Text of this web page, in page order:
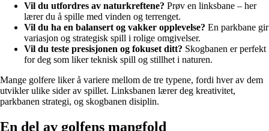
Vil du utfordres av naturkreftene? Prøv en linksbane – her
lærer du å spille med vinden og terrenget.
Vil du ha en balansert og vakker opplevelse? En parkbane gir
variasjon og strategisk spill i rolige omgivelser.
Vil du teste presisjonen og fokuset ditt? Skogbanen er perfekt
for deg som liker teknisk spill og stillhet i naturen.
Mange golfere liker å variere mellom de tre typene, fordi hver av dem
utvikler ulike sider av spillet. Linksbanen lærer deg kreativitet,
parkbanen strategi, og skogbanen disiplin.
En del av golfens mangfold